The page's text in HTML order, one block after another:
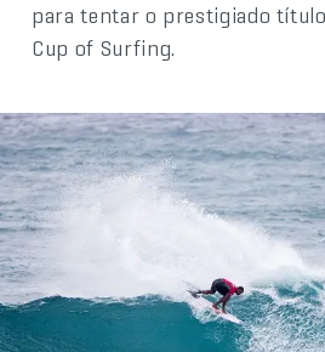
para tentar o prestigiado
Cup of Surfing.